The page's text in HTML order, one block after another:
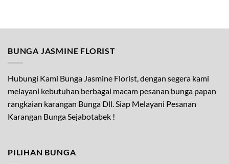
BUNGA JASMINE FLORIST
Hubungi Kami Bunga Jasmine Florist, dengan segera kami
melayani kebutuhan berbagai macam pesanan bunga papan
rangkaian karangan Bunga Dll. Siap Melayani Pesanan
Karangan Bunga Sejabotabek !
PILIHAN BUNGA